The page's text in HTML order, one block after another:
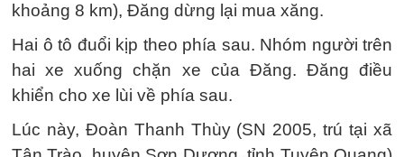
khoảng 8 km), Đăng dừng lại mua xăng.
Hai ô tô đuổi kịp theo phía sau. Nhóm người trên
hai xe xuống chặn xe của Đăng. Đăng điều
khiển cho xe lùi về phía sau.
Lúc này, Đoàn Thanh Thùy (SN 2005, trú tại xã